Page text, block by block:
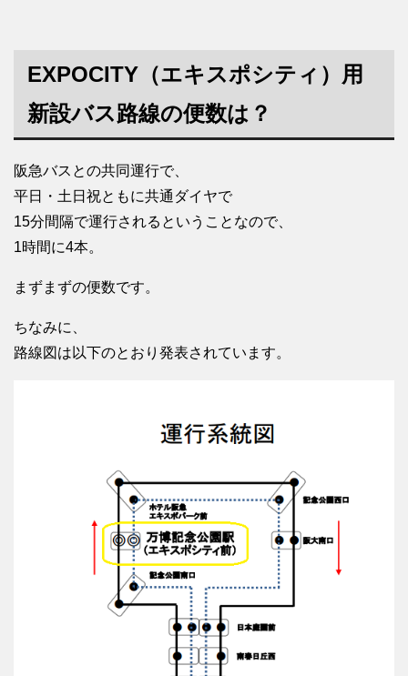
EXPOCITY（エキスポシティ）用
新設バス路線の便数は？
阪急バスとの共同運行で、
平日・土日祝ともに共通ダイヤで
15分間隔で運行されるということなので、
1時間に4本。
まずまずの便数です。
ちなみに、
路線図は以下のとおり発表されています。